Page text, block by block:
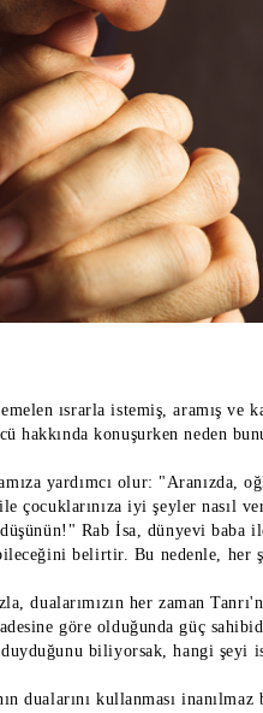
ısrarla istemiş, aramış ve
hakkında konuşurken neden
yardımcı olur: "Aranızda,
çocuklarınıza iyi şeyler nasıl
Rab İsa, dünyevi baba
belirtir. Bu nedenle, her
dualarımızın her zaman
göre olduğunda güç
biliyorsak, hangi şeyi
dualarını kullanması